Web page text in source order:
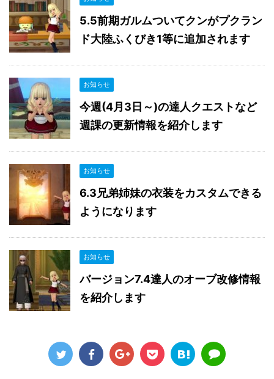
5.5前期ガルムついてクンがプクラン
ド大陸ふくびき1等に追加されます
お知らせ
今週(4月3日～)の達人クエストなど
週課の更新情報を紹介します
お知らせ
6.3兄弟姉妹の衣装をカスタムできる
ようになります
お知らせ
バージョン7.4達人のオーブ改修情報
を紹介します